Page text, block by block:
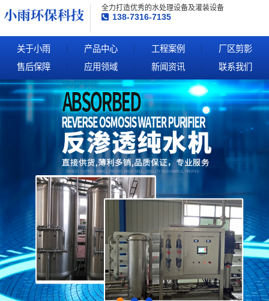
全力打造优秀的水处理设备及灌装设备
138-7316-7135
关于小雨 产品中心 工程案例
厂区剪影
售后保障
应用领域 新闻资讯 联系我们